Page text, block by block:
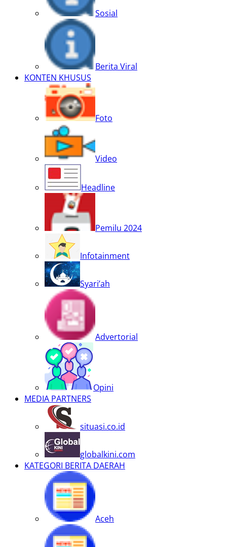
Sosial
Berita Viral
KONTEN KHUSUS
Foto
Video
Headline
Pemilu 2024
Infotainment
Syari’ah
Advertorial
Opini
MEDIA PARTNERS
situasi.co.id
globalkini.com
KATEGORI BERITA DAERAH
Aceh